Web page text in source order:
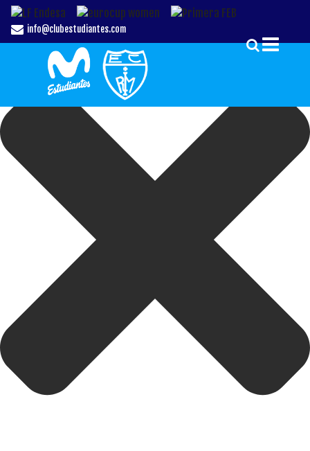
Gestionar el Consentimiento de las Cookies
info@clubestudiantes.com